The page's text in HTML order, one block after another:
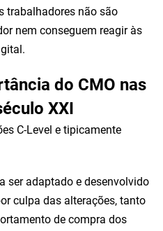
trabalhadores não são
nem conseguem reagir às
do CMO nas
XXI
C-Level e tipicamente
ser adaptado e desenvolvido
culpa das alterações, tanto
de compra dos